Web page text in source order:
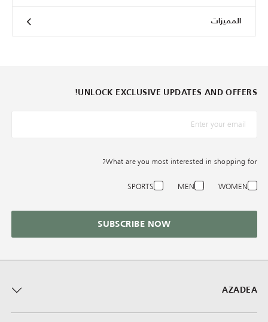
المميزات
AZADEA
UNLOCK EXCLUSIVE UPDATES AND OFFERS!
*البريد الإلكترونيّ
What are you most interested in shopping for?
WOMEN
MEN
SPORTS
SUBSCRIBE NOW